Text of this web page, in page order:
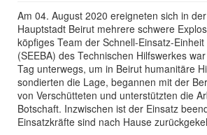
Am 04. August 2020 ereigneten sich in
Hauptstadt Beirut mehrere schwere
köpfiges Team der Schnell-Einsatz-
(SEEBA) des Technischen Hilfswerkes
Tag unterwegs, um in Beirut humanitäre
sondierten die Lage, begannen mit der
von Verschütteten und unterstützten die
Botschaft. Inzwischen ist der Einsatz
Einsatzkräfte sind nach Hause